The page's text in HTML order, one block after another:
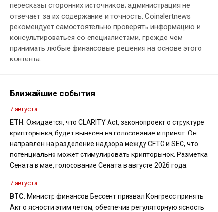
пересказы сторонних источников; администрация не
отвечает за их содержание и точность. Coinalertnews
рекомендует самостоятельно проверять информацию и
консультироваться со специалистами, прежде чем
принимать любые финансовые решения на основе этого
контента.
Ближайшие события
7 августа
ETH: Ожидается, что CLARITY Act, законопроект о структуре
крипторынка, будет вынесен на голосование и принят. Он
направлен на разделение надзора между CFTC и SEC, что
потенциально может стимулировать крипторынок. Разметка
Сената в мае, голосование Сената в августе 2026 года.
7 августа
BTC: Министр финансов Бессент призвал Конгресс принять
Акт о ясности этим летом, обеспечив регуляторную ясность